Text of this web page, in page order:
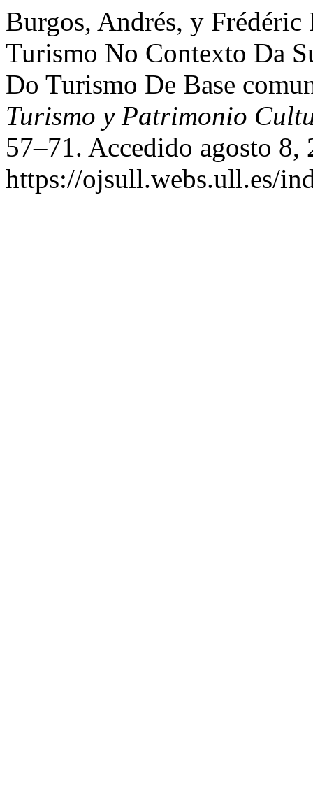
Burgos, Andrés, y
Turismo No Contexto Da
Do Turismo De Base
Turismo y Patrimonio
57–71. Accedido agosto 8,
https://ojsull.webs.ull.es/